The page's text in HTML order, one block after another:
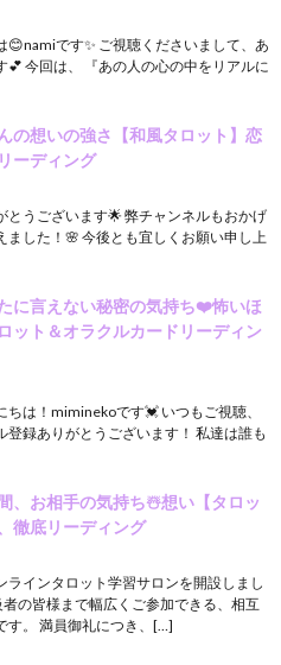
😊namiです✨ ご視聴くださいまして、あ
💕 今回は、 『あの人の心の中をリアルに
の想いの強さ【和風タロット】恋
ーディング
とうございます🌟 弊チャンネルもおかげ
ました！🌸 今後とも宜しくお願い申し上
に言えない秘密の気持ち❤️怖いほ
ット＆オラクルカードリーディン
ちは！miminekoです💓 いつもご視聴、
登録ありがとうございます！ 私達は誰も
、お相手の気持ち☃️想い【タロッ
徹底リーディング
ラインタロット学習サロンを開設しまし
の皆様まで幅広くご参加できる、相互
す。 満員御礼につき、[…]